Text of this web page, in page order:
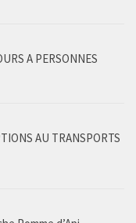
A PERSONNES
AU TRANSPORTS